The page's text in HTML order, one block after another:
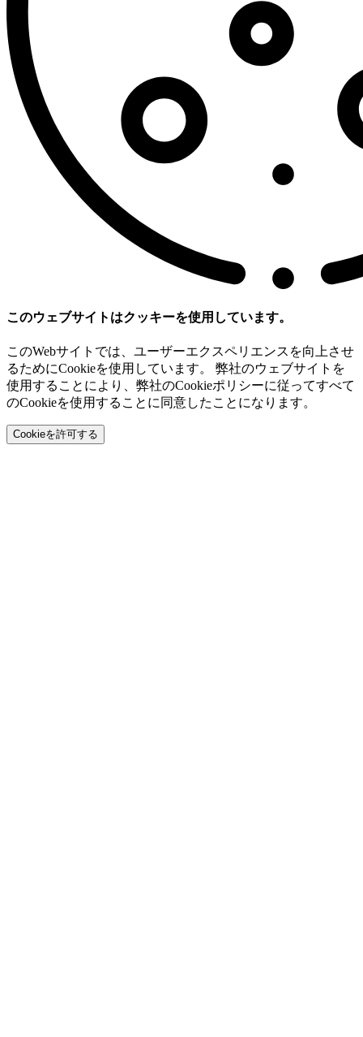
このウェブサイトはクッキーを使用しています。
このWebサイトでは、ユーザーエクスペリエンスを向上させ
るためにCookieを使用しています。 弊社のウェブサイトを
使用することにより、弊社のCookieポリシーに従ってすべて
のCookieを使用することに同意したことになります。
Cookieを許可する